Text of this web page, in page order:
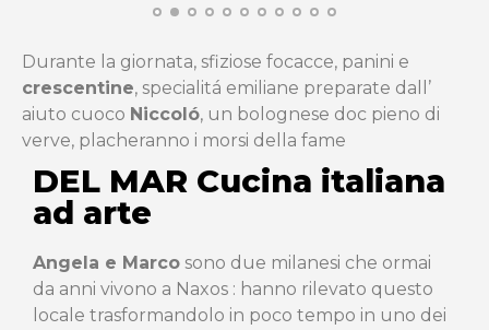
DEL MAR Cucina italiana
ad arte
Angela e Marco sono due milanesi che ormai
da anni vivono a Naxos : hanno rilevato questo
locale trasformandolo in poco tempo in uno dei
Durante la giornata, sfiziose focacce, panini e
crescentine, specialitá emiliane preparate dall’
aiuto cuoco Niccoló, un bolognese doc pieno di
verve, placheranno i morsi della fame